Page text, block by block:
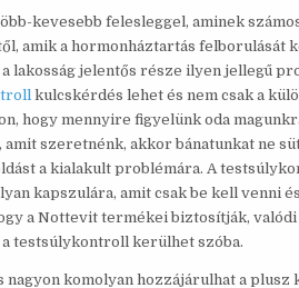
kevesebb felesleggel, aminek
amik a hormonháztartás felborulását
lakosság jelentős része ilyen jellegű
kulcskérdés lehet és nem csak a
hogy mennyire figyelünk oda
szeretnénk, akkor bánatunkat ne
a kialakult problémára. A
kapszulára, amit csak be kell venni
a Nottevit termékei biztosítják,
testsúlykontroll kerülhet szóba.
nagyon komolyan hozzájárulhat a